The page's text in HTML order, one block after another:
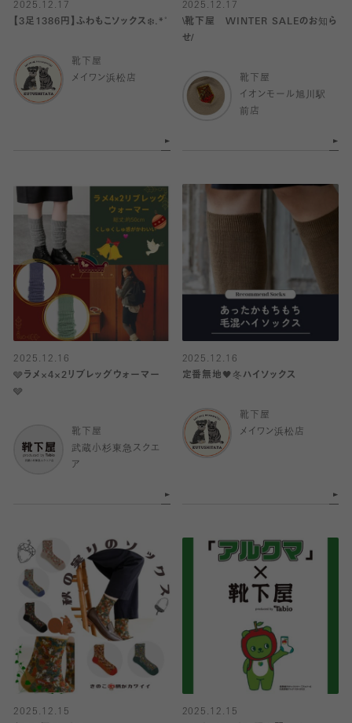
2025.12.17
【3足1386円】ふわもこソックス❄️.*˚
靴下屋
メイワン浜松店
2025.12.17
\靴下屋 WINTER SALEのお知ら
せ/
靴下屋
イオンモール旭川駅
前店
2025.12.16
🩶ラメ×4×2リブレッグウォーマー
🩶
靴下屋
武蔵小杉東急スクエ
ア
2025.12.16
定番無地🖤冬ハイソックス
靴下屋
メイワン浜松店
2025.12.15
2025.12.15